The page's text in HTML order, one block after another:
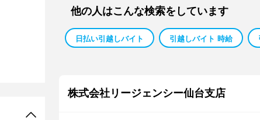
他の人はこんな検索をしています
日払い引越しバイト 引越しバイト 時給
株式会社リージェンシー仙台支店